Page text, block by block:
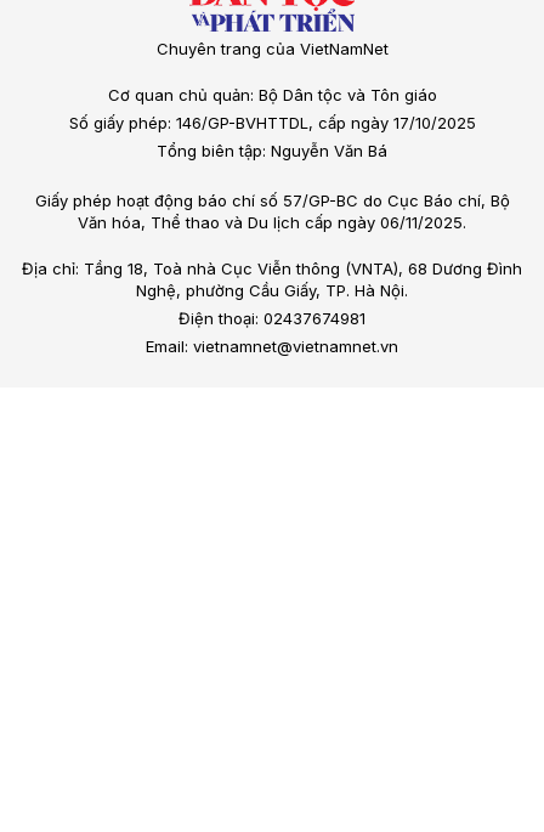
Chuyên trang của VietNamNet
Cơ quan chủ quản: Bộ Dân tộc và Tôn giáo
Số giấy phép: 146/GP-BVHTTDL, cấp ngày 17/10/2025
Tổng biên tập: Nguyễn Văn Bá
Giấy phép hoạt động báo chí số 57/GP-BC do Cục Báo chí, Bộ
Văn hóa, Thể thao và Du lịch cấp ngày 06/11/2025.
Địa chỉ: Tầng 18, Toà nhà Cục Viễn thông (VNTA), 68 Dương Đình
Nghệ, phường Cầu Giấy, TP. Hà Nội.
Điện thoại: 02437674981
Email: vietnamnet@vietnamnet.vn